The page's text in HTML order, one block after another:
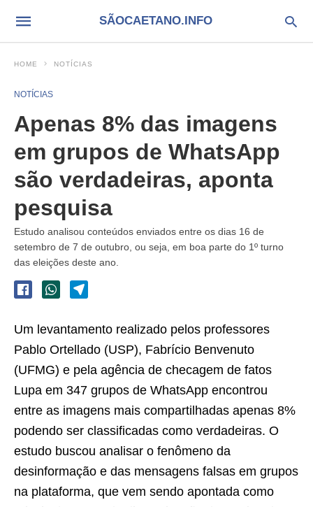
SÃOCAETANO.INFO
HOME NOTÍCIAS
NOTÍCIAS
Apenas 8% das imagens
em grupos de WhatsApp
são verdadeiras, aponta
pesquisa
Estudo analisou conteúdos enviados entre os dias 16 de
setembro de 7 de outubro, ou seja, em boa parte do 1º turno
das eleições deste ano.
Um levantamento realizado pelos professores
Pablo Ortellado (USP), Fabrício Benvenuto
(UFMG) e pela agência de checagem de fatos
Lupa em 347 grupos de WhatsApp encontrou
entre as imagens mais compartilhadas apenas 8%
podendo ser classificadas como verdadeiras. O
estudo buscou analisar o fenômeno da
desinformação e das mensagens falsas em grupos
na plataforma, que vem sendo apontada como